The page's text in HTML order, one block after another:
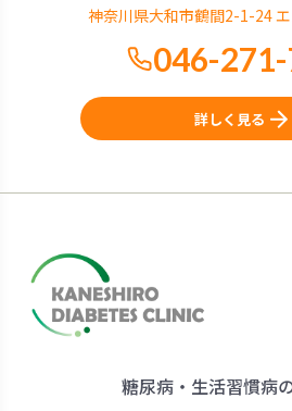
神奈川県大和市鶴間2-1-24
046-
詳しく見る
糖尿病・生活習慣病